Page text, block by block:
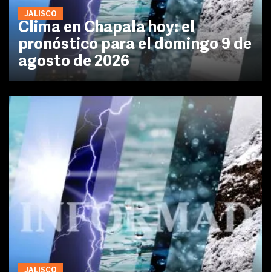
JALISCO
Clima en Chapala hoy: el
pronóstico para el domingo 9 de
agosto de 2026